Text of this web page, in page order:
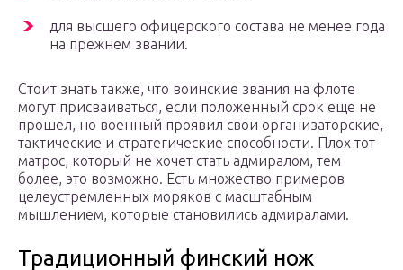
для высшего офицерского состава не менее года
на прежнем звании.
Стоит знать также, что воинские звания на флоте
могут присваиваться, если положенный срок еще не
прошел, но военный проявил свои организаторские,
тактические и стратегические способности. Плох тот
матрос, который не хочет стать адмиралом, тем
более, это возможно. Есть множество примеров
целеустремленных моряков с масштабным
мышлением, которые становились адмиралами.
Традиционный финский нож